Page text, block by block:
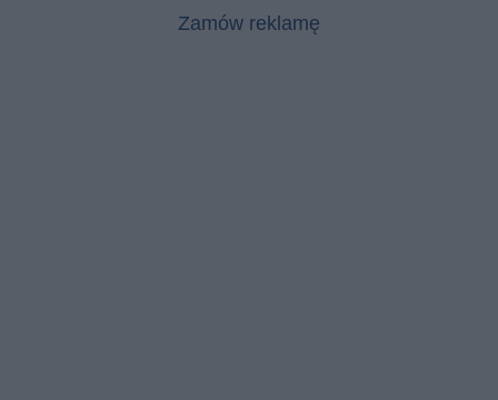
Zamów reklamę